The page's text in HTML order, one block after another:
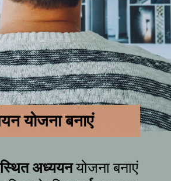
योजना बनाएं
अध्ययनयोजना बनाएं